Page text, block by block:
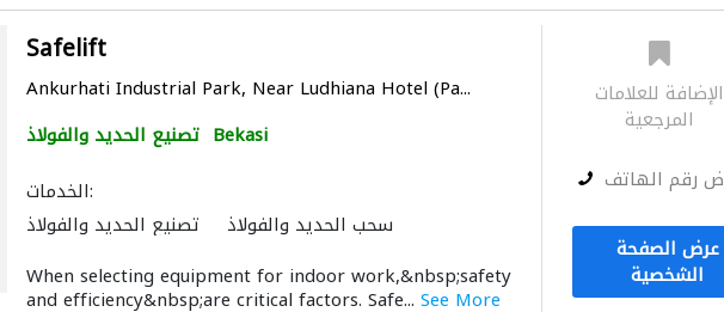
Safelift
Ankurhati Industrial Park, Near Ludhiana Hotel (Pa...
تصنيع الحديد والفولاذ Bekasi
الخدمات:
تصنيع الحديد والفولاذ
سحب الحديد والفولاذ
When selecting equipment for indoor work,&nbsp;safety
and efficiency&nbsp;are critical factors. Safe... See More
الإضافة للعلامات
المرجعية
رقم الهاتف
عرض الصفحة
الشخصية